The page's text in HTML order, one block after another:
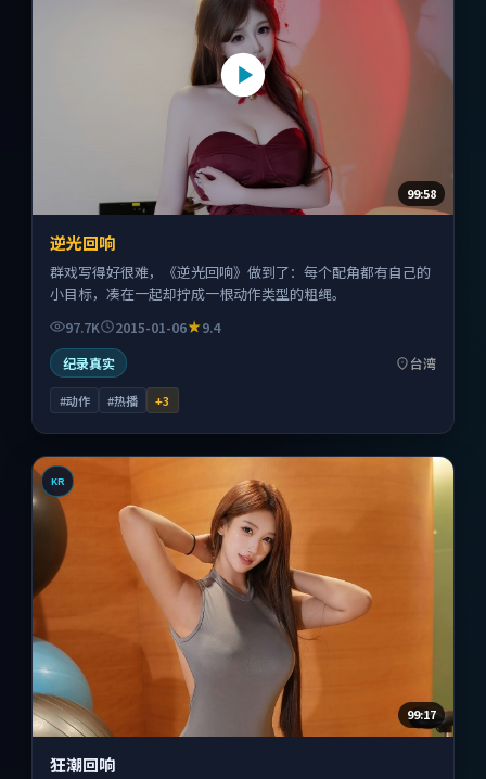
99:58
逆光回响
群戏写得好很难，《逆光回响》做到了：每个配角都有自己的
小目标，凑在一起却拧成一根动作类型的粗绳。
97.7K 2015-01-06
9.4
纪录真实
台湾
#动作 #热播 +3
KR
99:17
狂潮回响